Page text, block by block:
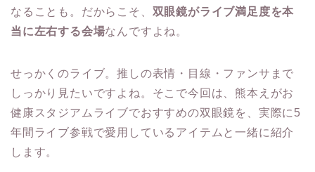
なることも。だからこそ、 双眼鏡がライブ満足度を本
当に左右する会場なんですよね。
せっかくのライブ。推しの表情・目線・ファンサまで
しっかり見たいですよね。そこで今回は、熊本えがお
健康スタジアムライブでおすすめの双眼鏡を、実際に5
年間ライブ参戦で愛用しているアイテムと一緒に紹介
します。